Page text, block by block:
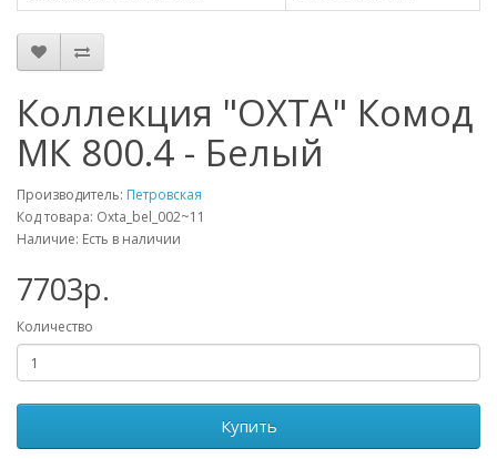
Коллекция "ОХТА" Комод
МК 800.4 - Белый
Производитель: Петровская
Код товара: Oxta_bel_002~11
Наличие: Есть в наличии
7703p.
Количество
Купить